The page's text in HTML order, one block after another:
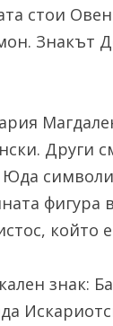
стои
Знакът
Други
фигура
който
знак: